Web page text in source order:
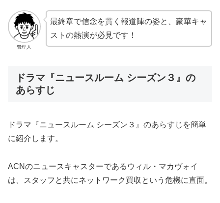
管理人
最終章で信念を貫く報道陣の姿と、豪華キャ
ストの熱演が必見です！
ドラマ『ニュースルーム シーズン３』の
あらすじ
ドラマ『ニュースルーム シーズン３』のあらすじを簡単
に紹介します。
ACNのニュースキャスターであるウィル・マカヴォイ
は、スタッフと共にネットワーク買収という危機に直面。